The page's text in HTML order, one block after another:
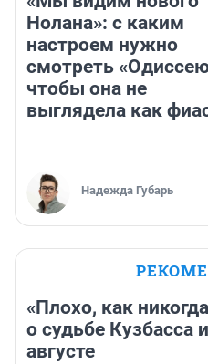
Нолана»: с каким
настроем нужно
смотреть
чтобы она не
выглядела как
Надежда Губарь
«Плохо, как
о судьбе Кузбасса
августе